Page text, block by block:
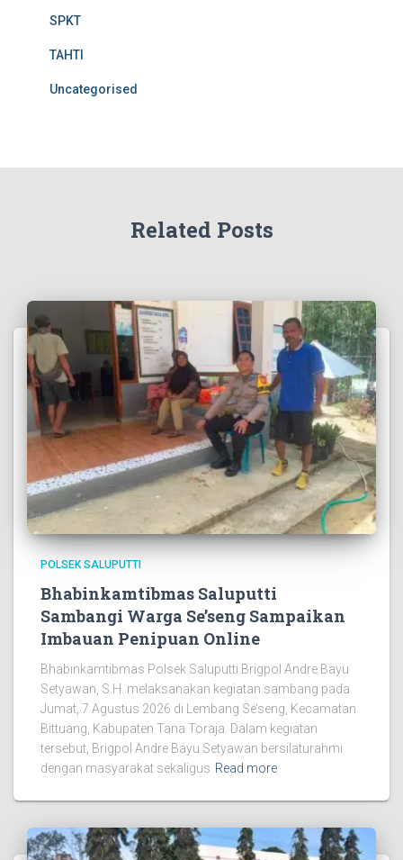
SPKT
TAHTI
Uncategorised
Related Posts
POLSEK SALUPUTTI
Bhabinkamtibmas Saluputti
Sambangi Warga Se’seng Sampaikan
Imbauan Penipuan Online
Bhabinkamtibmas Polsek Saluputti Brigpol Andre Bayu
Setyawan, S.H. melaksanakan kegiatan sambang pada
Jumat, 7 Agustus 2026 di Lembang Se’seng, Kecamatan
Bittuang, Kabupaten Tana Toraja. Dalam kegiatan
tersebut, Brigpol Andre Bayu Setyawan bersilaturahmi
dengan masyarakat sekaligus Read more